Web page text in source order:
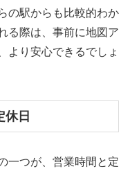
の駅からも比較的わか
る際は、事前に地図ア
より安心できるでしょ
休日
一つが、営業時間と定